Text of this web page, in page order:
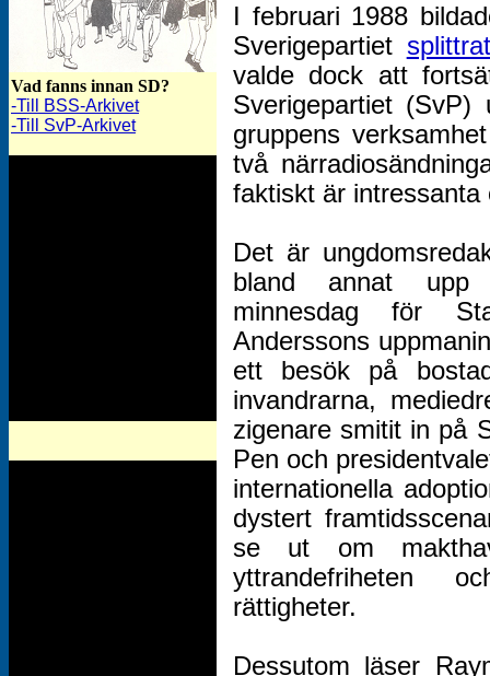
Vad fanns innan SD?
-Till BSS-Arkivet
-Till SvP-Arkivet
I februari 1988
Sverigepartiet
valde dock att
Sverigepartiet
gruppens
två
faktiskt är intressanta
Det är
bland annat upp
minnesdag för
Anderssons
ett besök på
invandrarna,
zigenare smitit in på
Pen och
internationella
dystert
se ut om
yttrandefriheten
rättigheter.
Dessutom läser